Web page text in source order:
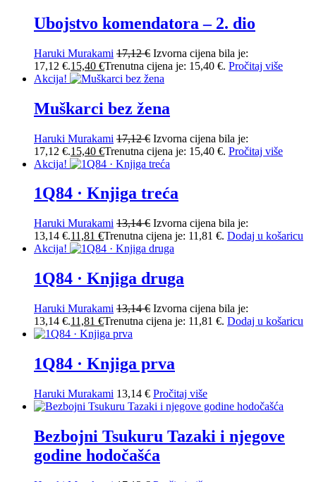
Ubojstvo komendatora – 2. dio
Haruki Murakami 17,12€ Izvorna cijena bila je:
17,12 €.15,40 €Trenutna cijena je: 15,40 €. Pročitaj više
Akcija!
Muškarci bez žena
Haruki Murakami 17,12€ Izvorna cijena bila je:
17,12 €.15,40 €Trenutna cijena je: 15,40 €. Pročitaj više
Akcija!
1Q84 · Knjiga treća
Haruki Murakami 13,14€ Izvorna cijena bila je:
13,14 €.11,81 €Trenutna cijena je: 11,81 €. Dodaj u košaricu
Akcija!
1Q84 · Knjiga druga
Haruki Murakami 13,14€ Izvorna cijena bila je:
13,14 €.11,81 €Trenutna cijena je: 11,81 €. Dodaj u košaricu
1Q84 · Knjiga prva
Haruki Murakami 13,14 € Pročitaj više
Bezbojni Tsukuru Tazaki i njegove
godine hodočašća